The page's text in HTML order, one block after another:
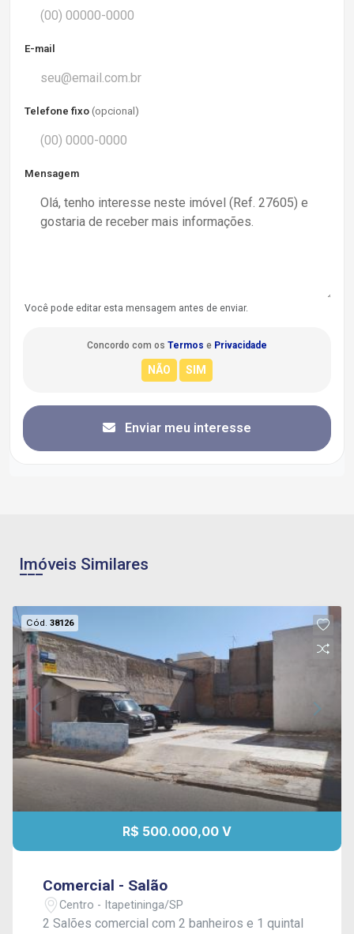
E-mail
Telefone fixo (opcional)
Mensagem
Você pode editar esta mensagem antes de enviar.
Concordo com os Termos e Privacidade
Enviar meu interesse
Imóveis Similares
Cód.38126
R$ 500.000,00 V
Comercial - Salão
Centro - Itapetininga/SP
2 Salões comercial com 2 banheiros e 1 quintal